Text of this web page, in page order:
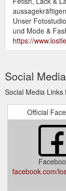
Unser
und Mode &
https://
Social
Social Media
Official
facebook.com/